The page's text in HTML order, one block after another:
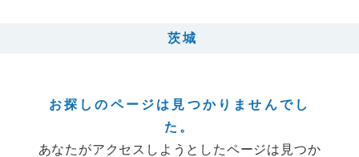
茨城
お探しのページは見つかりませんでし
た。
あなたがアクセスしようとしたページは見つか